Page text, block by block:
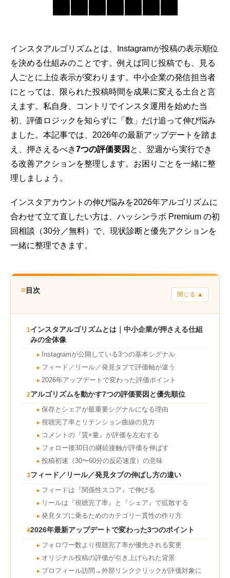
インスタアルゴリズムとは、Instagramが投稿の表示順位
を決める仕組みのことです。例えば同じ投稿でも、見る
人ごとに上位表示が変わります。中小企業の発信担当者
にとっては、限られた投稿時間を成果に変える土台と言
えます。私自身、コントリでインスタ運用を始めた当
初、評価ロジックを知らずに「数」だけ追って伸び悩み
ました。本記事では、2026年の最新アップデートを踏ま
え、押さえるべき7つの評価要因 と、翌週から実行でき
る改善アクションを整理します。お困りごとを一緒に整
理しましょう。
インスタアカウントの伸び悩みを2026年アルゴリズムに
合わせて立て直したい方は、ハッシンラボ Premium の初
回相談（30分／無料）で、現状診断と優先アクションを
一緒に整理できます。
≡目次
閉じる ▲
1インスタアルゴリズムとは｜中小企業が押さえる仕組
みの全体像
► Instagramが公開している3つの基本シグナル
► フィード／リール／発見タブで評価軸が違う
► 2026年アップデートで変わった評価ポイント
2アルゴリズムを動かす7つの評価要因と優先順位
► 保存とシェアが最重要シグナルになる理由
► 視聴完了率とリテンション曲線の見方
► コメントの『質×量』が評価を左右する
► フォロー後30日の継続接触が評価を伸ばす
► 投稿初速（30〜60分の反応速度）の意味
3フィード／リール／発見タブの伸ばし方の違い
► フィードは『関係性スコア』で伸びる
► リールは『視聴完了率』と『シェア』で拡散する
► 発見タブに乗るためのカテゴリ一貫性の作り方
42026年最新アップデートで変わった3つのポイント
► フォロワー数より視聴完了率が優先される変更
► オリジナル投稿の評価が引き上げられた背景
► プロフィール訪問→外部リンククリックが評価対象に